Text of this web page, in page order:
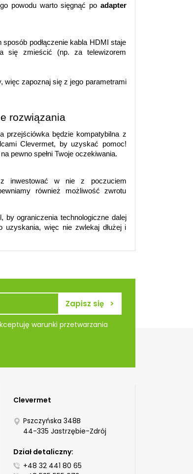
powodu warto sięgnąć po adapter
podłączenie kabla HDMI staje
się zmieścić (np. za telewizorem
więc zapoznaj się z jego parametrami
rozwiązania
przejściówka będzie kompatybilna z
Clevermet, by uzyskać pomoc!
pewno spełni Twoje oczekiwania.
inwestować w nie z poczuciem
również możliwość zwrotu
by ograniczenia technologiczne dalej
uzyskania, więc nie zwlekaj dłużej i
warunki przetwarzania
Clevermet
Pszczyńska 348B
44-335 Jastrzębie-Zdrój
Dział detaliczny:
+48 32 441 80 65